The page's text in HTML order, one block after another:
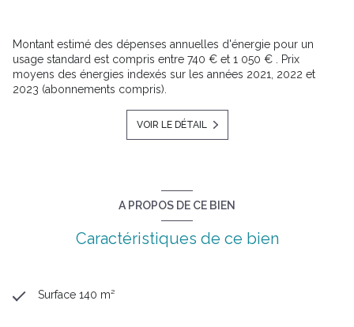
Montant estimé des dépenses annuelles d'énergie pour un
usage standard est compris entre 740 € et 1 050 € . Prix
moyens des énergies indexés sur les années 2021, 2022 et
2023 (abonnements compris).
VOIR LE DÉTAIL
A PROPOS DE CE BIEN
Caractéristiques de ce bien
Surface 140 m²